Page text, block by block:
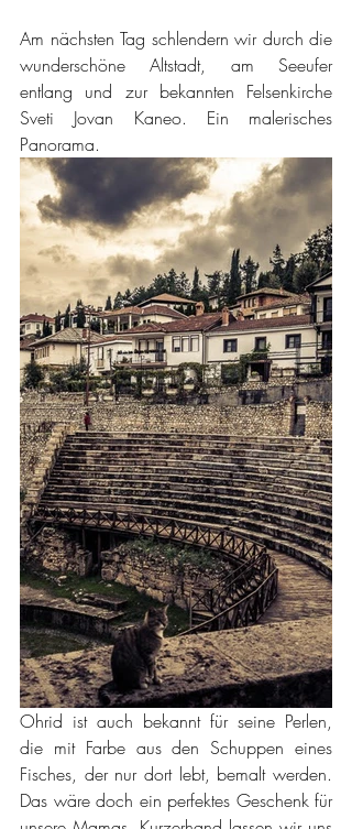
Am nächsten Tag schlendern wir durch die
wunderschöne Altstadt, am Seeufer
entlang und zur bekannten Felsenkirche
Sveti Jovan Kaneo. Ein malerisches
Panorama.
Ohrid ist auch bekannt für seine Perlen,
die mit Farbe aus den Schuppen eines
Fisches, der nur dort lebt, bemalt werden.
Das wäre doch ein perfektes Geschenk für